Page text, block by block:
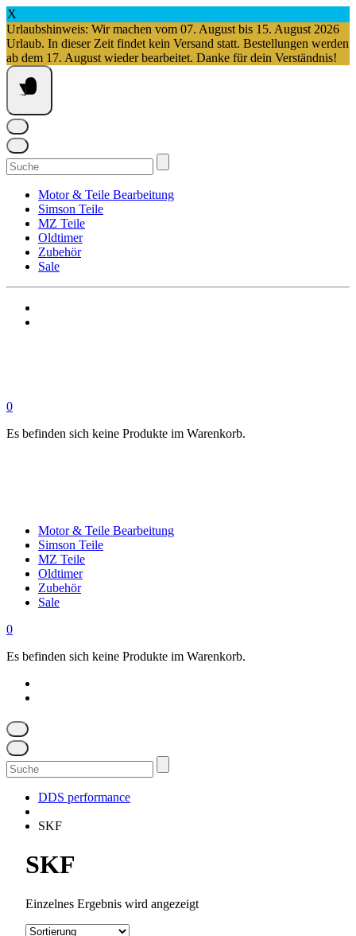
X
Urlaubshinweis: Wir machen vom 07. August bis 15. August 2026
Urlaub. In dieser Zeit findet kein Versand statt. Bestellungen werden
ab dem 17. August wieder bearbeitet. Danke für dein Verständnis!
Springe
zum
Inhalt
Suchen
nach:
Motor & Teile Bearbeitung
Simson Teile
MZ Teile
Oldtimer
Zubehör
Sale
0
Es befinden sich keine Produkte im Warenkorb.
Motor & Teile Bearbeitung
Simson Teile
MZ Teile
Oldtimer
Zubehör
Sale
0
Es befinden sich keine Produkte im Warenkorb.
Suchen
nach:
DDS performance
SKF
SKF
Einzelnes Ergebnis wird angezeigt